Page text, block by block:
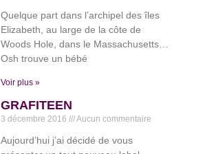
Quelque part dans l’archipel des îles
Elizabeth, au large de la côte de
Woods Hole, dans le Massachusetts…
Osh trouve un bébé
Voir plus »
GRAFITEEN
3 décembre 2016 Aucun commentaire
Aujourd’hui j’ai décidé de vous